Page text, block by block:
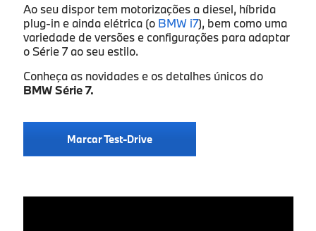
Concessionário Caetano*
- Selecione um concessionário -
Autorizo o tratamento dos meus dados pessoais para
marketing de produtos e serviços comercializados
Ao seu dispor tem motorizações a diesel, híbrida
plug-in e ainda elétrica (o BMW i7), bem como uma
variedade de versões e configurações para adaptar
o Série 7 ao seu estilo.
Conheça as novidades e os detalhes únicos do
BMW Série 7.
Marcar Test-Drive